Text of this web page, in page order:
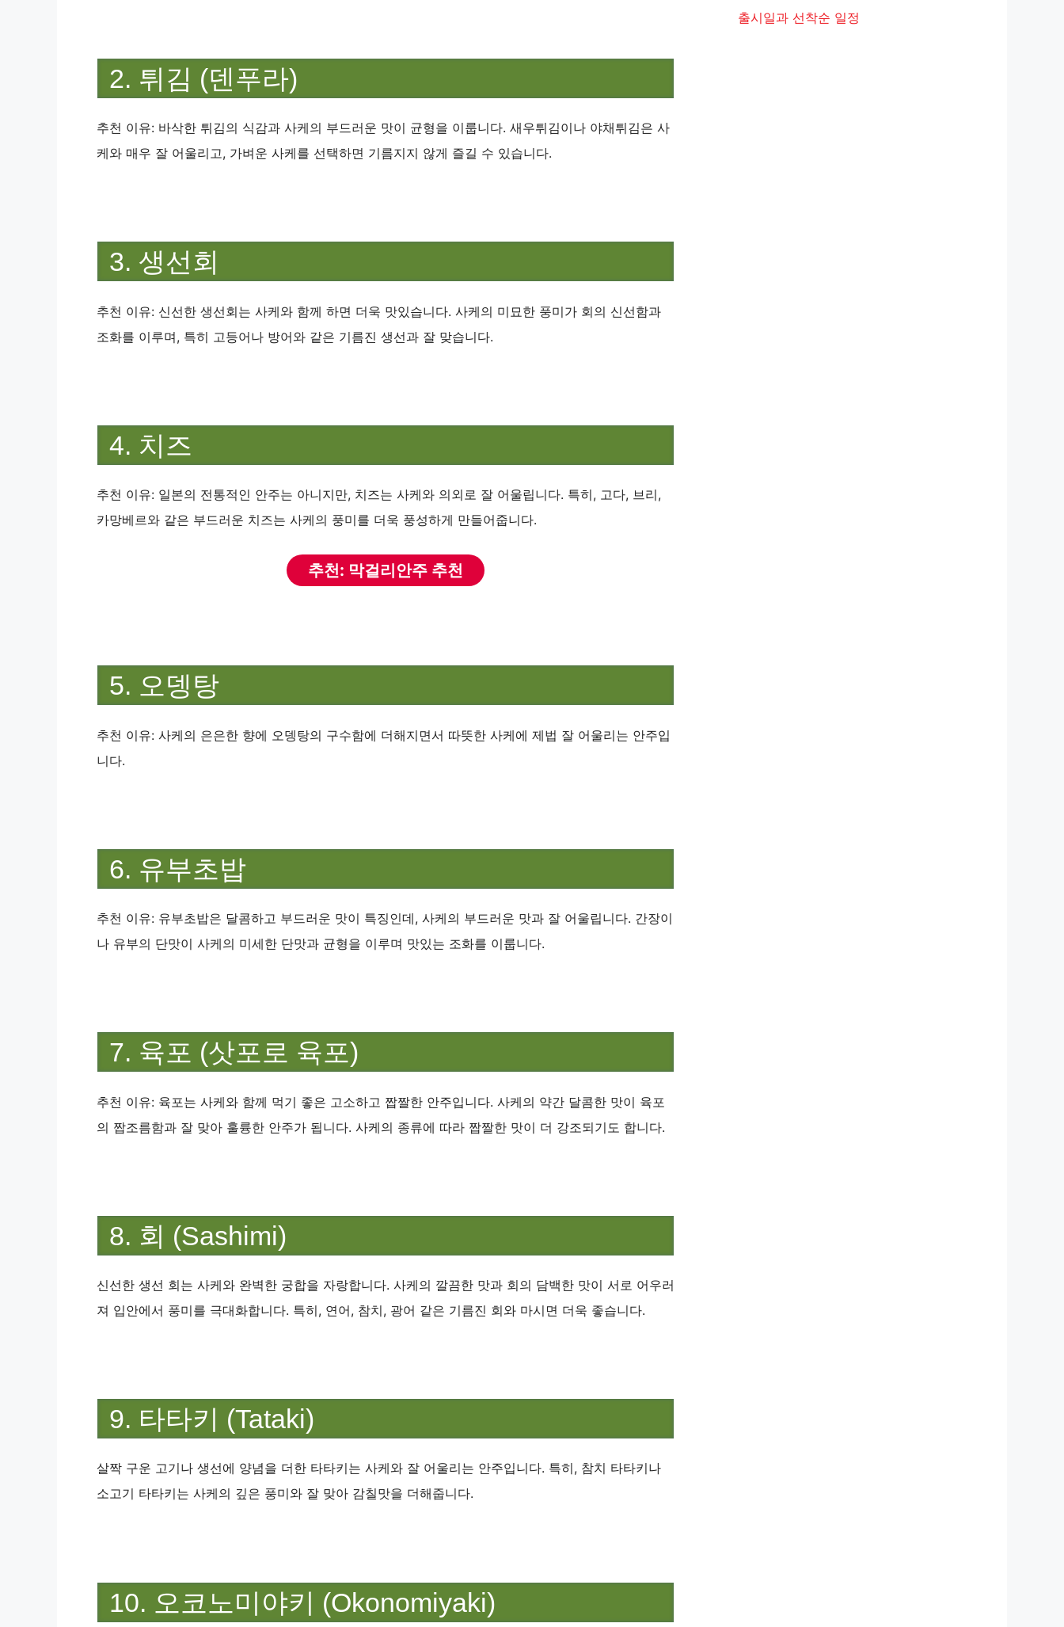
2. 튀김 (덴푸라)
추천 이유: 바삭한 튀김의 식감과 사케의 부드러운 맛이 균형을 이룹니다. 새우튀김이나 야채튀김은 사
케와 매우 잘 어울리고, 가벼운 사케를 선택하면 기름지지 않게 즐길 수 있습니다.
3. 생선회
추천 이유: 신선한 생선회는 사케와 함께 하면 더욱 맛있습니다. 사케의 미묘한 풍미가 회의 신선함과
조화를 이루며, 특히 고등어나 방어와 같은 기름진 생선과 잘 맞습니다.
4. 치즈
추천 이유: 일본의 전통적인 안주는 아니지만, 치즈는 사케와 의외로 잘 어울립니다. 특히, 고다, 브리,
카망베르와 같은 부드러운 치즈는 사케의 풍미를 더욱 풍성하게 만들어줍니다.
추천: 막걸리안주 추천
5. 오뎅탕
추천 이유: 사케의 은은한 향에 오뎅탕의 구수함에 더해지면서 따뜻한 사케에 제법 잘 어울리는 안주입
니다.
6. 유부초밥
추천 이유: 유부초밥은 달콤하고 부드러운 맛이 특징인데, 사케의 부드러운 맛과 잘 어울립니다. 간장이
나 유부의 단맛이 사케의 미세한 단맛과 균형을 이루며 맛있는 조화를 이룹니다.
7. 육포 (삿포로 육포)
추천 이유: 육포는 사케와 함께 먹기 좋은 고소하고 짭짤한 안주입니다. 사케의 약간 달콤한 맛이 육포
의 짭조름함과 잘 맞아 훌륭한 안주가 됩니다. 사케의 종류에 따라 짭짤한 맛이 더 강조되기도 합니다.
8. 회 (Sashimi)
신선한 생선 회는 사케와 완벽한 궁합을 자랑합니다. 사케의 깔끔한 맛과 회의 담백한 맛이 서로 어우러
져 입안에서 풍미를 극대화합니다. 특히, 연어, 참치, 광어 같은 기름진 회와 마시면 더욱 좋습니다.
9. 타타키 (Tataki)
살짝 구운 고기나 생선에 양념을 더한 타타키는 사케와 잘 어울리는 안주입니다. 특히, 참치 타타키나
소고기 타타키는 사케의 깊은 풍미와 잘 맞아 감칠맛을 더해줍니다.
10. 오코노미야키 (Okonomiyaki)
출시일과 선착순 일정